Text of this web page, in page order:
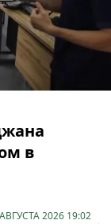
в
2026 19:02